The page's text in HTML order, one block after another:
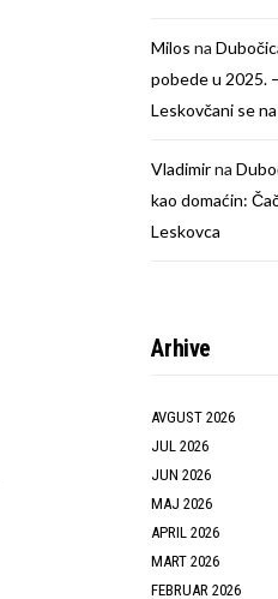
Milos na
pobede u 2025.
Leskovčani se
Vladimirna
kao domaćin:
Leskovca
Arhive
AVGUST 2026
JUL 2026
JUN 2026
MAJ 2026
APRIL 2026
MART 2026
FEBRUAR 2026